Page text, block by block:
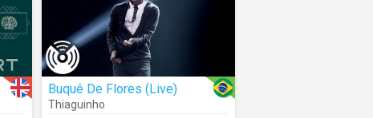
Buquê De Flores (Live)
Thiaguinho